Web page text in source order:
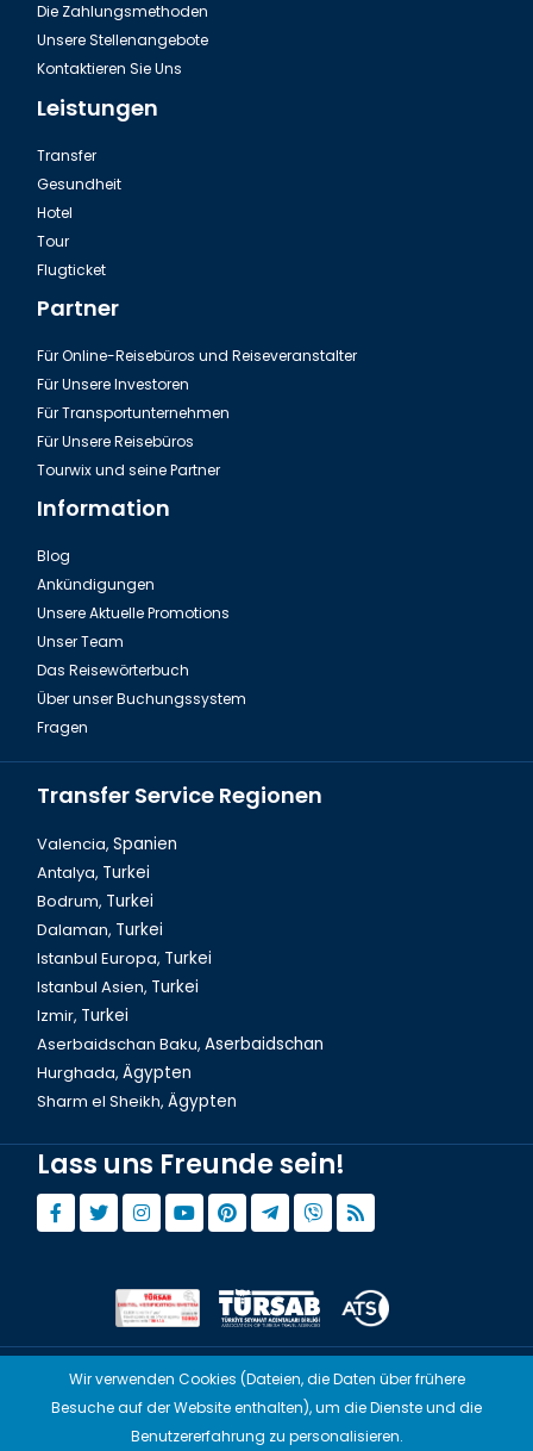
Thailand Phuket, FantaSea Elefantenshow
Die Zahlungsmethoden
Unsere Stellenangebote
Kontaktieren Sie Uns
Leistungen
Transfer
Gesundheit
Hotel
Tour
Flugticket
Partner
Für Online-Reisebüros und Reiseveranstalter
Für Unsere Investoren
Für Transportunternehmen
Für Unsere Reisebüros
Tourwix und seine Partner
Information
Blog
Ankündigungen
Unsere Aktuelle Promotions
Unser Team
Das Reisewörterbuch
Über unser Buchungssystem
Fragen
Transfer Service Regionen
Valencia, Spanien
Antalya, Turkei
Bodrum, Turkei
Dalaman, Turkei
Istanbul Europa, Turkei
Istanbul Asien, Turkei
Izmir, Turkei
Aserbaidschan Baku, Aserbaidschan
Hurghada, Ägypten
Sharm el Sheikh, Ägypten
Lass uns Freunde sein!
© Copyright 2015 - 2026,Tourwix.de
Artmodern UG (Haftungsbeschränkt) Arbeitet mit
Wir verwenden Cookies (Dateien, die Daten über frühere
Besuche auf der Website enthalten), um die Dienste und die
Benutzererfahrung zu personalisieren.